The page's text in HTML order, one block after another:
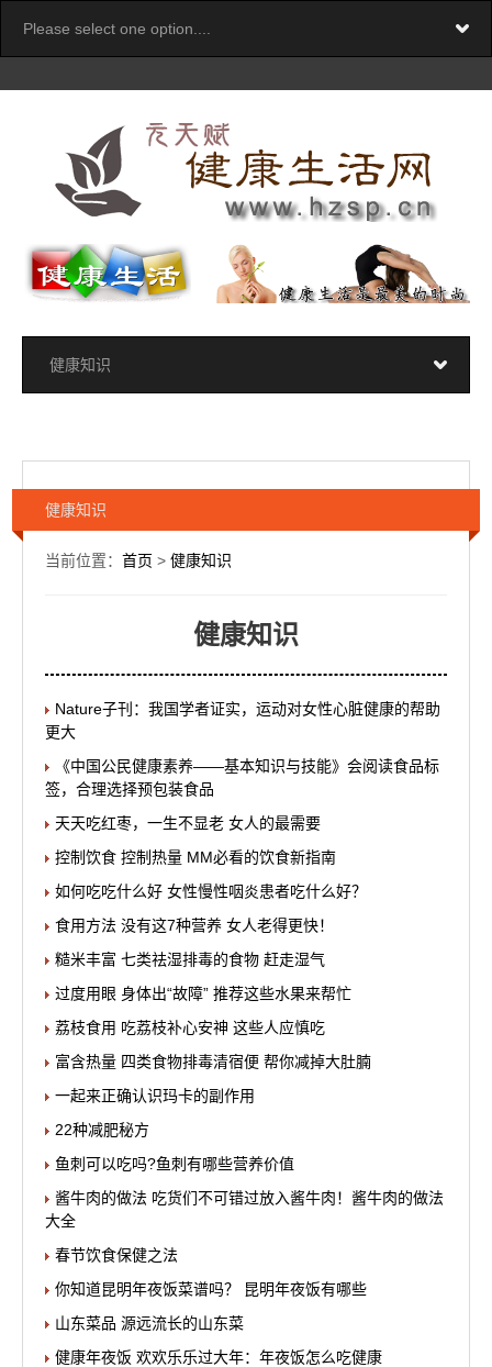
健康知识
当前位置： 首页 > 健康知识
健康知识
Nature子刊：我国学者证实，运动对女性心脏健康的帮助
更大
《中国公民健康素养——基本知识与技能》会阅读食品标
签，合理选择预包装食品
天天吃红枣，一生不显老 女人的最需要
控制饮食 控制热量 MM必看的饮食新指南
如何吃吃什么好 女性慢性咽炎患者吃什么好？
食用方法 没有这7种营养 女人老得更快！
糙米丰富 七类祛湿排毒的食物 赶走湿气
过度用眼 身体出“故障” 推荐这些水果来帮忙
荔枝食用 吃荔枝补心安神 这些人应慎吃
富含热量 四类食物排毒清宿便 帮你减掉大肚腩
一起来正确认识玛卡的副作用
22种减肥秘方
鱼刺可以吃吗?鱼刺有哪些营养价值
酱牛肉的做法 吃货们不可错过放入酱牛肉！酱牛肉的做法
大全
春节饮食保健之法
你知道昆明年夜饭菜谱吗？ 昆明年夜饭有哪些
山东菜品 源远流长的山东菜
健康年夜饭 欢欢乐乐过大年：年夜饭怎么吃健康